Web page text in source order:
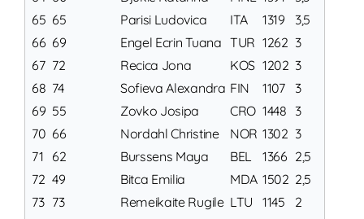
65 65 Parisi Ludovica ITA 1319
3,5
66 69 Engel Ecrin Tuana TUR 1262 3
67 72 Recica Jona KOS 1202 3
68 74 Sofieva Alexandra FIN 1107
3
69 55 Zovko Josipa CRO 1448 3
70 66 Nordahl Christine NOR 1302 3
71 62 Burssens Maya BEL 1366 2,5
72 49 Bitca Emilia MDA 1502 2,5
73 73 Remeikaite Rugile LTU 1145
2